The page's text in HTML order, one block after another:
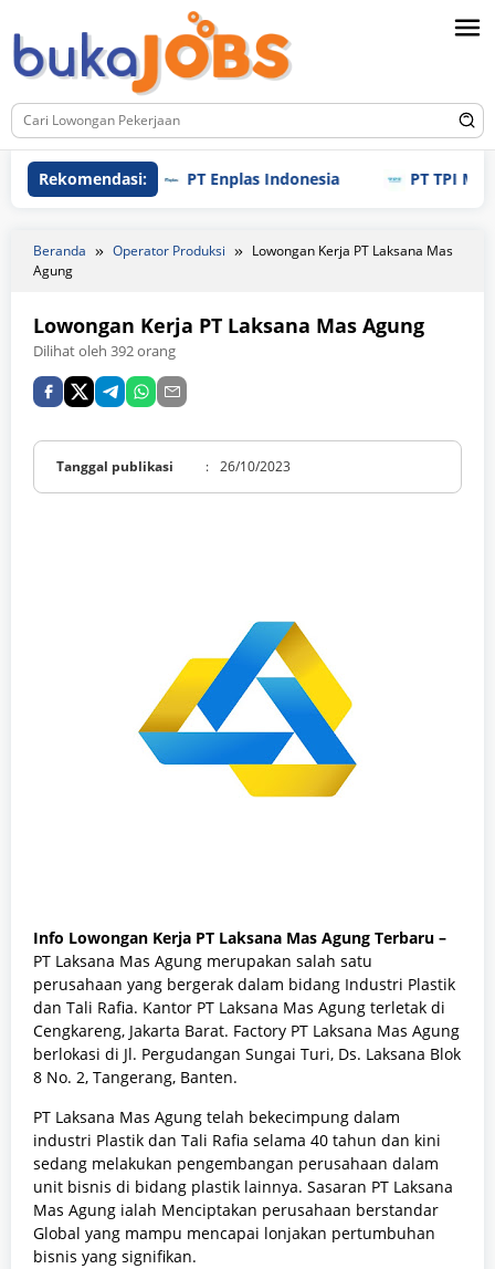
ke
konten
Rekomendasi: PT Enplas Indonesia PT TPI
Beranda Operator Produksi
Lowongan Kerja PT Laksana Mas
Agung
Lowongan Kerja PT Laksana Mas Agung
Dilihat oleh 392 orang
Tanggal publikasi : 26/10/2023
Info Lowongan Kerja PT Laksana Mas Agung Terbaru –
PT Laksana Mas Agung merupakan salah satu
perusahaan yang bergerak dalam bidang Industri Plastik
dan Tali Rafia. Kantor PT Laksana Mas Agung terletak di
Cengkareng, Jakarta Barat. Factory PT Laksana Mas Agung
berlokasi di Jl. Pergudangan Sungai Turi, Ds. Laksana Blok
8 No. 2, Tangerang, Banten.
PT Laksana Mas Agung telah bekecimpung dalam
industri Plastik dan Tali Rafia selama 40 tahun dan kini
sedang melakukan pengembangan perusahaan dalam
unit bisnis di bidang plastik lainnya. Sasaran PT Laksana
Mas Agung ialah Menciptakan perusahaan berstandar
Global yang mampu mencapai lonjakan pertumbuhan
bisnis yang signifikan.